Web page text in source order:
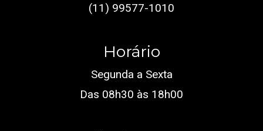
(11) 99577-1010
Horário
Segunda a Sexta
Das 08h30 às 18h00